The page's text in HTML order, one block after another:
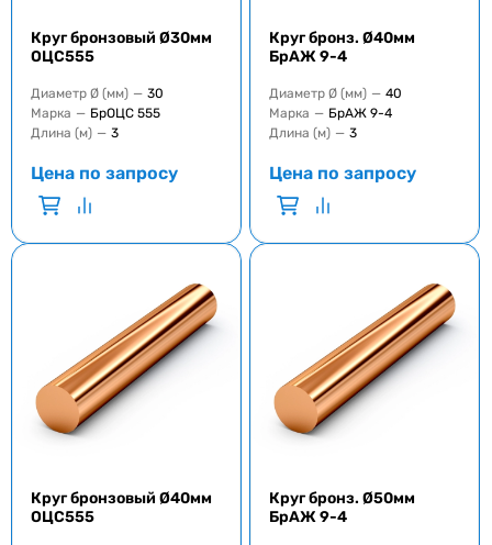
Круг бронзовый Ø30мм
ОЦС555
Диаметр Ø (мм) — 30
Марка — БрОЦС 555
Длина (м) — 3
Цена по запросу
Круг бронз. Ø40мм
БрАЖ 9-4
Диаметр Ø (мм) — 40
Марка — БрАЖ 9-4
Длина (м) — 3
Цена по запросу
Круг бронзовый Ø40мм
ОЦС555
Круг бронз. Ø50мм
БрАЖ 9-4